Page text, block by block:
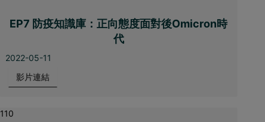
EP7 防疫知識庫：正向態度面對後Omicron時
代
2022-05-11
影片連結
110